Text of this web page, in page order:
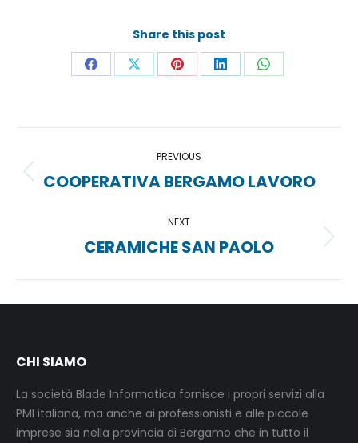
Share this post
Share Share Share Share Share
navigation
PREVIOUS
Previous
COOPERATIVA BERGAMO LAVORO
NEXT
Next
CERAMICHE SAN PAOLO
CHI SIAMO
La società Blade Informatica fornisce i propri servizi alla
PMI italiana, ma anche ai professionisti e alle piccole
imprese sia nella provincia di Bergamo che in tutto il